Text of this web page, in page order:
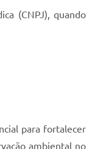
(CNPJ), quando
para fortalecer
ambiental no